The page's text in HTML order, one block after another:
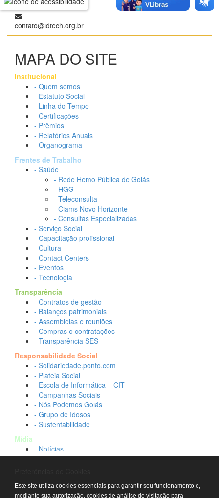
+ 55 (62) 3209.9700
contato@idtech.org.br
MAPA DO SITE
Institucional
- Quem somos
- Estatuto Social
- Linha do Tempo
- Certificações
- Prêmios
- Relatórios Anuais
- Organograma
Frentes de Trabalho
- Saúde
- Rede Hemo Pública de Goiás
- HGG
- Teleconsulta
- Ciams Novo Horizonte
- Consultas Especializadas
- Serviço Social
- Capacitação profissional
- Cultura
- Contact Centers
- Eventos
- Tecnologia
Transparência
- Contratos de gestão
- Balanços patrimoniais
- Assembleias e reuniões
- Compras e contratações
- Transparência SES
Responsabilidade Social
- Solidariedade.ponto.com
- Plateia Social
- Escola de Informática – CIT
- Campanhas Sociais
- Nós Podemos Goiás
- Grupo de Idosos
- Sustentabilidade
Mídia
- Notícias
- Vídeos Institucionais
Contato
- Fale conosco
Este site utiliza cookies essenciais para garantir seu funcionamento e,
mediante sua autorização, cookies de análise de visitação para